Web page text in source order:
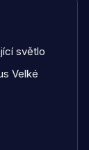
světlo
Velké